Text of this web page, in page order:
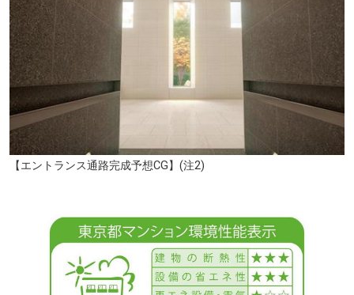
【エントランス通路完成予想CG】(注2)